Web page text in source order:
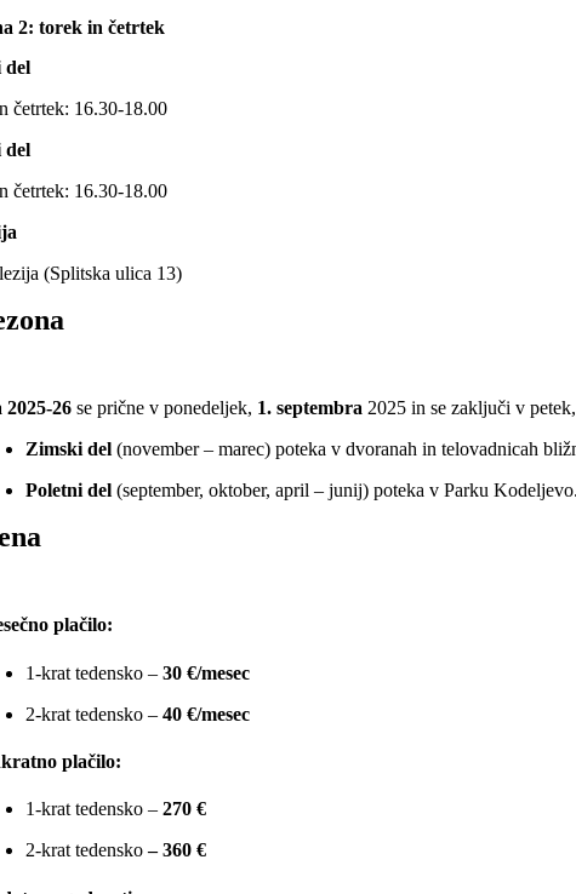
2: torek in četrtek
del
četrtek: 16.30-18.00
del
četrtek: 16.30-18.00
(Splitska ulica 13)
2025-26se prične v ponedeljek, 1. septembra 2025 in se zaključi v petek,
Zimski del (november – marec) poteka v dvoranah in telovadnicah
Poletni del (september, oktober, april – junij) poteka v Parku Kodeljevo.
plačilo:
1-krat tedensko –30 €/mesec
2-krat tedensko –40 €/mesec
plačilo:
1-krat tedensko –270 €
2-krat tedensko– 360 €